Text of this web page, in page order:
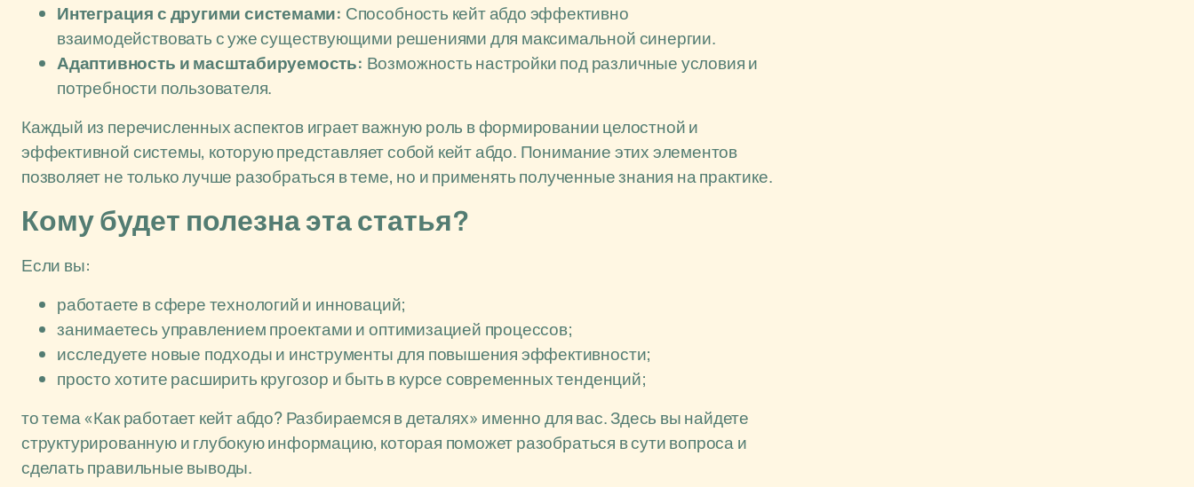
Интеграция с другими системами: Способность кейт абдо эффективно
взаимодействовать с уже существующими решениями для максимальной синергии.
Адаптивность и масштабируемость: Возможность настройки под различные условия и
потребности пользователя.
Каждый из перечисленных аспектов играет важную роль в формировании целостной и
эффективной системы, которую представляет собой кейт абдо. Понимание этих элементов
позволяет не только лучше разобраться в теме, но и применять полученные знания на практике.
Кому будет полезна эта статья?
Если вы:
работаете в сфере технологий и инноваций;
занимаетесь управлением проектами и оптимизацией процессов;
исследуете новые подходы и инструменты для повышения эффективности;
просто хотите расширить кругозор и быть в курсе современных тенденций;
то тема «Как работает кейт абдо? Разбираемся в деталях» именно для вас. Здесь вы найдете
структурированную и глубокую информацию, которая поможет разобраться в сути вопроса и
сделать правильные выводы.